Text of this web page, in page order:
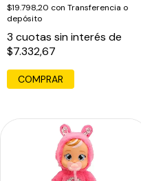
$19.798,20 con Transferencia o
depósito
3 cuotas sin interés de
$7.332,67
COMPRAR